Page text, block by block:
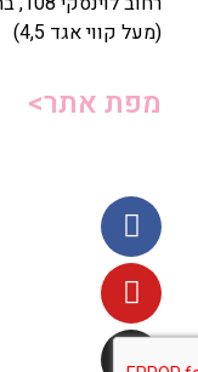
(מעל קווי אגד 4,5)
מפת אתר>